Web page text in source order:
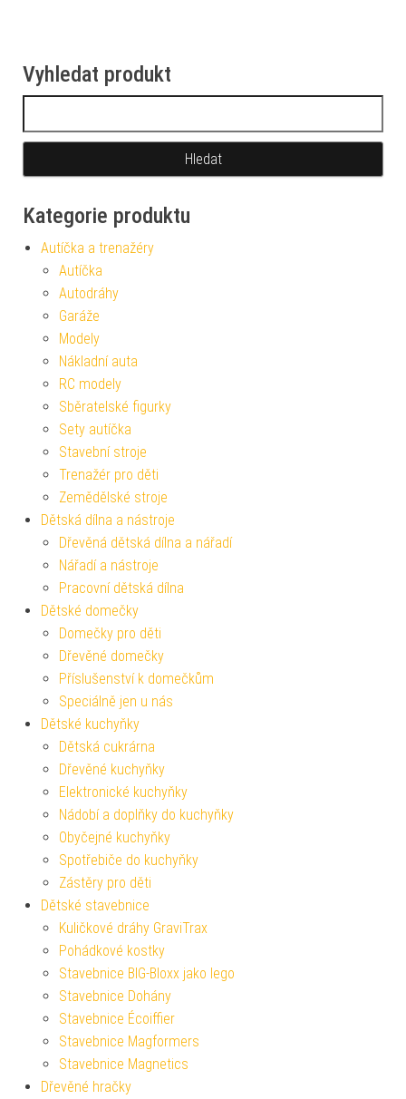
Vyhledat produkt
Kategorie produktu
Autíčka a trenažéry
Autíčka
Autodráhy
Garáže
Modely
Nákladní auta
RC modely
Sběratelské figurky
Sety autíčka
Stavební stroje
Trenažér pro děti
Zemědělské stroje
Dětská dílna a nástroje
Dřevěná dětská dílna a nářadí
Nářadí a nástroje
Pracovní dětská dílna
Dětské domečky
Domečky pro děti
Dřevěné domečky
Příslušenství k domečkům
Speciálně jen u nás
Dětské kuchyňky
Dětská cukrárna
Dřevěné kuchyňky
Elektronické kuchyňky
Nádobí a doplňky do kuchyňky
Obyčejné kuchyňky
Spotřebiče do kuchyňky
Zástěry pro děti
Dětské stavebnice
Kuličkové dráhy GraviTrax
Pohádkové kostky
Stavebnice BIG-Bloxx jako lego
Stavebnice Dohány
Stavebnice Écoiffier
Stavebnice Magformers
Stavebnice Magnetics
Dřevěné hračky